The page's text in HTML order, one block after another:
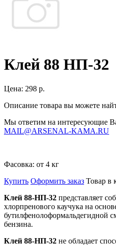
Клей 88 НП-32
Цена: 298 р.
Описание товара вы можете
Мы ответим на интересующие
MAIL@ARSENAL-KAMA.RU
Фасовка: от 4 кг
Купить Оформить заказ Товар в
Клей 88-НП-32 представляет
хлорпренового каучука на
бутилфенолоформальдегидной
бензина.
Клей 88-НП-32 не обладает